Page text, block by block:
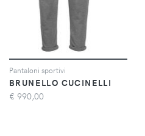
Pantaloni sportivi
BRUNELLO CUCINELLI
€ 990,00